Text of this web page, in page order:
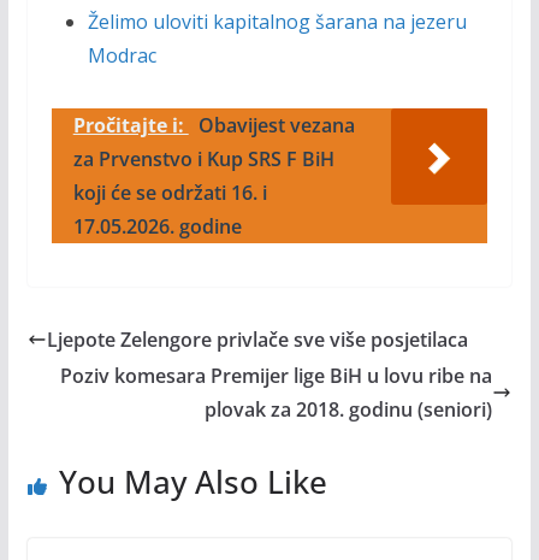
Želimo uloviti kapitalnog šarana na jezeru
Modrac
Pročitajte i:
Obavijest vezana
za Prvenstvo i Kup SRS F BiH
koji će se održati 16. i
17.05.2026. godine
Ljepote Zelengore privlače sve više posjetilaca
Poziv komesara Premijer lige BiH u lovu ribe na
plovak za 2018. godinu (seniori)
You May Also Like